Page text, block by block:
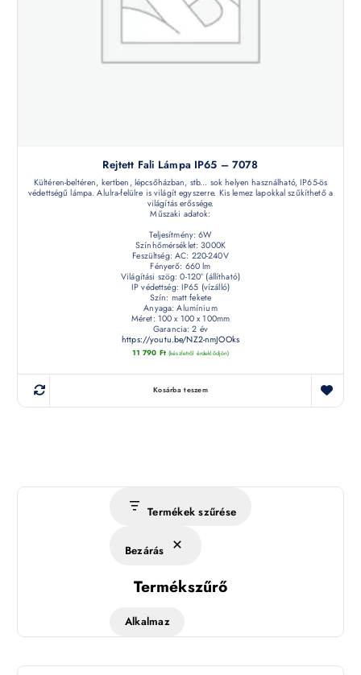
Rejtett Fali Lámpa IP65 – 7078
Kültéren-beltéren, kertben, lépcsőházban, stb... sok helyen használható, IP65-ös
védettségű lámpa. Alulra-felülre is világít egyszerre. Kis lemez lapokkal szűkíthető a
világítás erőssége.
Műszaki adatok:
Teljesítmény: 6W
Színhőmérséklet: 3000K
Feszültség: AC: 220-240V
Fényerő: 660 lm
Világítási szög: 0-120° (állítható)
IP védettség: IP65 (vízálló)
Szín: matt fekete
Anyaga: Alumínium
Méret: 100 x 100 x 100mm
Garancia: 2 év
https://youtu.be/NZ2-nmJOOks
11 790 Ft (készletről érdeklődjön)
Kosárba teszem
Termékek szűrése
Bezárás
Termékszűrő
Alkalmaz